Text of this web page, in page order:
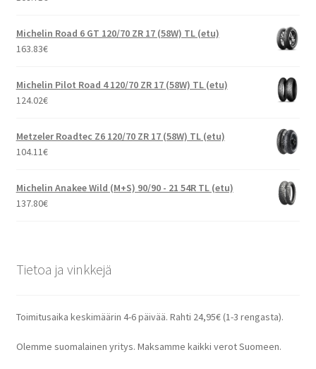
Michelin Road 6 GT 120/70 ZR 17 (58W) TL (etu)
163.83€
Michelin Pilot Road 4 120/70 ZR 17 (58W) TL (etu)
124.02€
Metzeler Roadtec Z6 120/70 ZR 17 (58W) TL (etu)
104.11€
Michelin Anakee Wild (M+S) 90/90 - 21 54R TL (etu)
137.80€
Tietoa ja vinkkejä
Toimitusaika keskimäärin 4-6 päivää. Rahti 24,95€ (1-3 rengasta).
Olemme suomalainen yritys. Maksamme kaikki verot Suomeen.